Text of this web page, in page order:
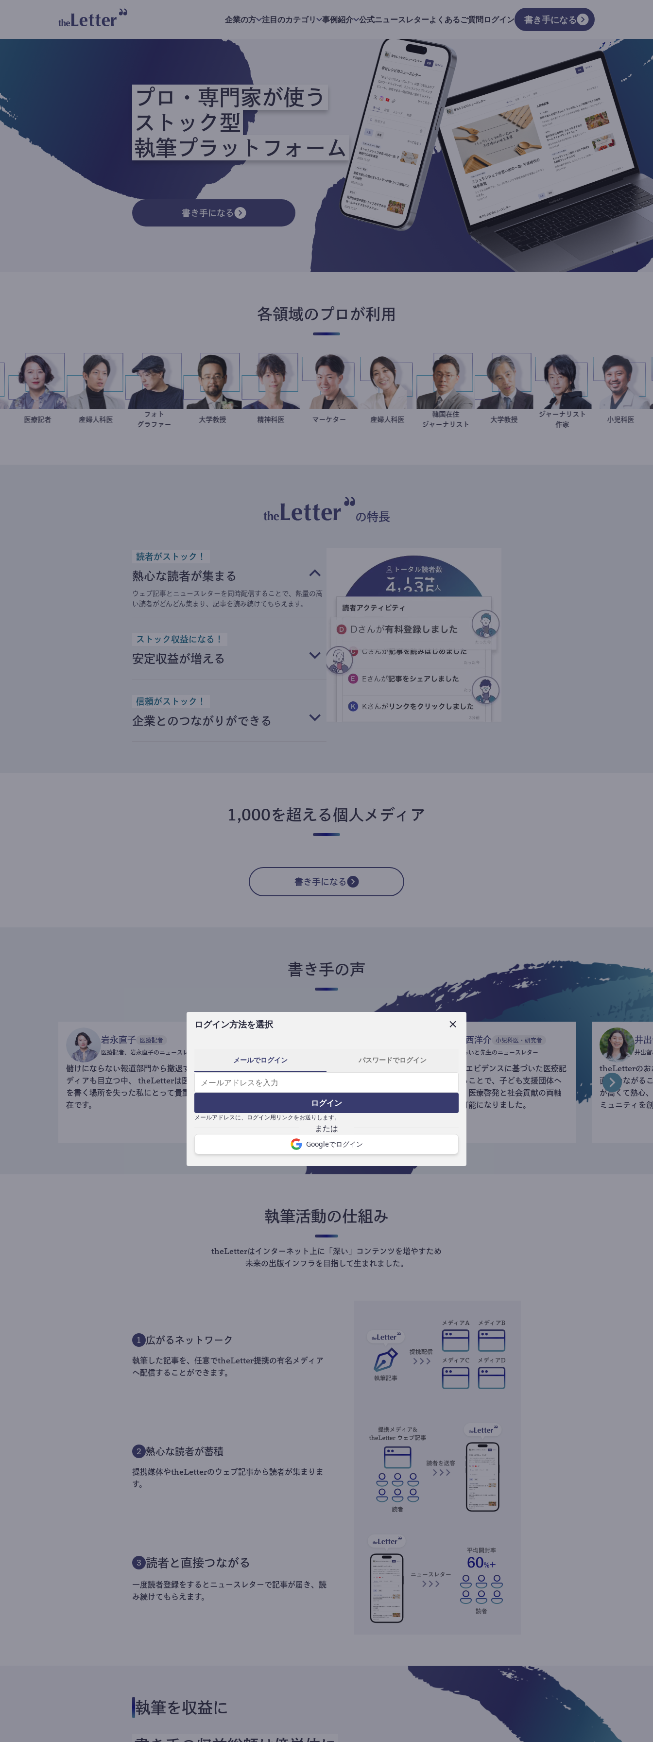
ログイン方法を選択
メールでログイン パスワードでログイン
ログイン
メールアドレスに、ログイン用リンクをお送りします。
Googleでログイン
企業の方 注目のカテゴリ 事例紹介 公式ニュースレターよくあるご質問ログイン 書き手になる
プロ・専門家が使う
ストック型
執筆プラットフォーム
書き手になる
各領域のプロが利用
岩永直子
医療記者 重見大介
産婦人科医
グラファー
金谷一朗
大学教授 藤野智哉
精神科医 室谷良平
マーケター 稲葉可奈子
産婦人科医 徐台教
韓国在住
ジャーナリスト
加藤忠史
大学教授 鈴木エイト
ジャーナリスト
今西洋
小児科
の特長
読者がストック！
熱心な読者が集まる
ウェブ記事とニュースレターを同時配信することで、熱量の高
い読者がどんどん集まり、記事を読み続けてもらえます。
ストック収益になる！
安定収益が増える
信頼がストック！
企業とのつながりができる
1,000を超える個人メディア
書き手になる
書き手の声
岩永直子 医療記者
医療記者、岩永直子のニュースレター
儲けにならない報道部門から撤退するメ
ディアも目立つ中、 theLetterは医療記事
を書く場所を失った私にとって貴重な存
在です。
い距離で執筆できる場所です。
今西洋介 小児科医・研究者
ふらいと先生のニュースレター
theLetterでエビデンスに基づいた医療記
事を執筆することで、子ども支援団体へ
の寄付など、医療啓発と社会貢献の両軸
での活動が可能になりました。
井
井出
theLetterのお
直接つながる
が高くて熱心
ミュニティを
執筆活動の仕組み
theLetterはインターネット上に「深い」コンテンツを増やすため
未来の出版インフラを目指して生まれました。
1 広がるネットワーク
執筆した記事を、任意でtheLetter提携の有名メディア
へ配信することができます。
2 熱心な読者が蓄積
提携媒体やtheLetterのウェブ記事から読者が集まりま
す。
3 読者と直接つながる
一度読者登録をするとニュースレターで記事が届き、読
み続けてもらえます。
執筆を収益に